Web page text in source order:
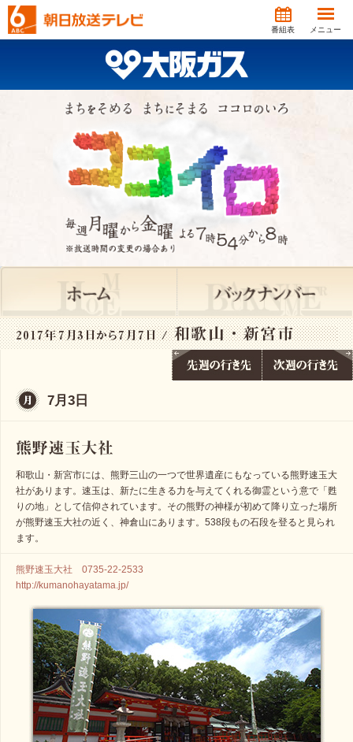
番組表 メニュー
7月3日
和歌山・新宮市には、熊野三山の一つで世界遺産にもなっている熊野速玉大
社があります。速玉は、新たに生きる力を与えてくれる御霊という意で「甦
りの地」として信仰されています。その熊野の神様が初めて降り立った場所
が熊野速玉大社の近く、神倉山にあります。538段もの石段を登ると見られ
ます。
熊野速玉大社 0735-22-2533
http://kumanohayatama.jp/